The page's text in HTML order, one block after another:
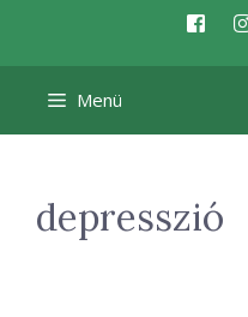
Menü
depresszió